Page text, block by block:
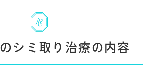
シミ取り治療の内容